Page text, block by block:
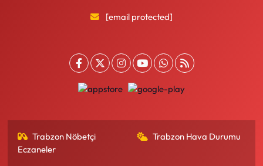
[email protected]
Trabzon Nöbetçi
Eczaneler
Trabzon Hava Durumu